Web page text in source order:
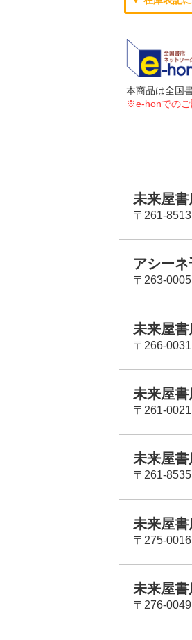
本商品は全国
※e-honでのご
未来屋
〒261-
アシー
〒263-
未来屋書
〒266-
未来屋
〒261-
未来屋
〒261-
未来屋
〒275-
未来屋
〒276-